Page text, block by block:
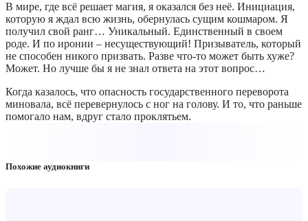
В мире, где всё решает магия, я оказался без неё. Инициация,
которую я ждал всю жизнь, обернулась сущим кошмаром. Я
получил свой ранг… Уникальный. Единственный в своем
роде. И по иронии – несуществующий! Призыватель, который
не способен никого призвать. Разве что-то может быть хуже?
Может. Но лучше бы я не знал ответа на этот вопрос…
Когда казалось, что опасность государственного переворота
миновала, всё перевернулось с ног на голову. И то, что раньше
помогало нам, вдруг стало проклятьем.
Похожие аудиокниги